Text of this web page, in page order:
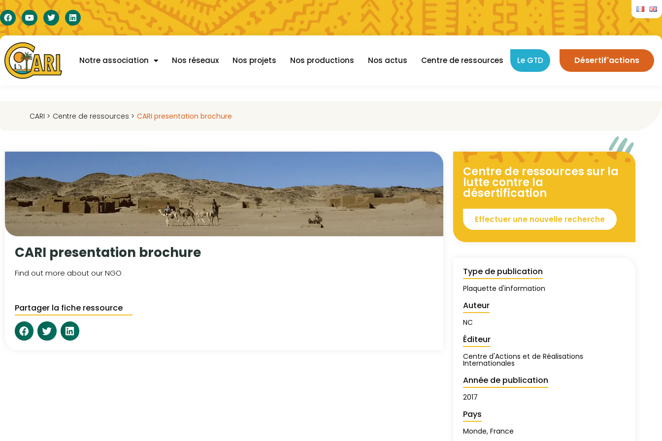
Notre association Nos réseaux Nos projets Nos productions Nos actus Centre de ressources Le GTD Désertif'actions
CARI > Centre de ressources > CARI presentation brochure
CARI presentation brochure
Find out more about our NGO
Partager la fiche ressource
Centre de ressources sur la
lutte contre la
désertification
Effectuer une nouvelle recherche
Type de publication
Plaquette d'information
Auteur
NC
Éditeur
Centre d'Actions et de Réalisations
Internationales
Année de publication
2017
Pays
Monde, France